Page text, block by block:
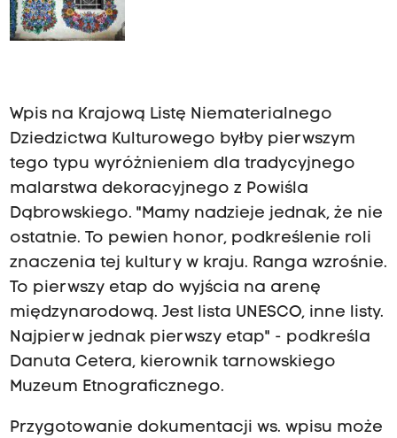
Wpis na Krajową Listę Niematerialnego
Dziedzictwa Kulturowego byłby pierwszym
tego typu wyróżnieniem dla tradycyjnego
malarstwa dekoracyjnego z Powiśla
Dąbrowskiego. "Mamy nadzieje jednak, że nie
ostatnie. To pewien honor, podkreślenie roli
znaczenia tej kultury w kraju. Ranga wzrośnie.
To pierwszy etap do wyjścia na arenę
międzynarodową. Jest lista UNESCO, inne listy.
Najpierw jednak pierwszy etap" - podkreśla
Danuta Cetera, kierownik tarnowskiego
Muzeum Etnograficznego.
Przygotowanie dokumentacji ws. wpisu może